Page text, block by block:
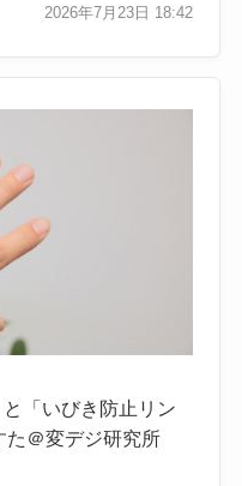
2026年7月23日 18:42
「いびき防止リン
た＠変デジ研究所